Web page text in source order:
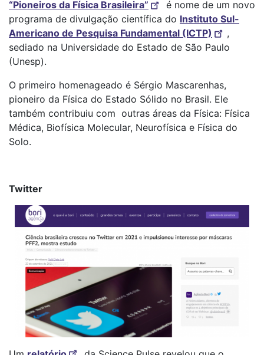
“Pioneiros da Física Brasileira”
é nome de um novo
programa de divulgação científica do Instituto Sul-
Americano de Pesquisa Fundamental (ICTP)
,
sediado na Universidade do Estado de São Paulo
(Unesp).
O primeiro homenageado é Sérgio Mascarenhas,
pioneiro da Física do Estado Sólido no Brasil. Ele
também contribuiu com outras áreas da Física: Física
Médica, Biofísica Molecular, Neurofísica e Física do
Solo.
Twitter